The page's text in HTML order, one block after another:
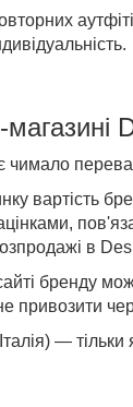
чимало
вартість
в
бренду
привозити
— тільки